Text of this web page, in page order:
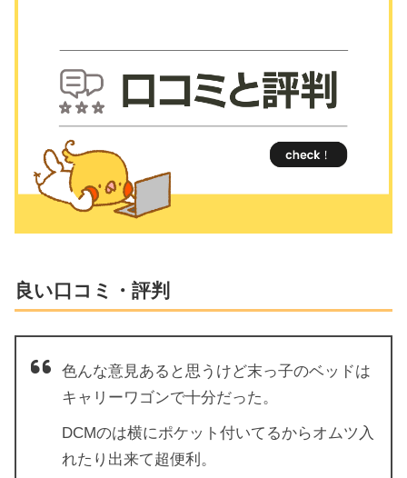
良い口コミ・評判
色んな意見あると思うけど末っ子のベッドは
キャリーワゴンで十分だった。
DCMのは横にポケット付いてるからオムツ入
れたり出来て超便利。